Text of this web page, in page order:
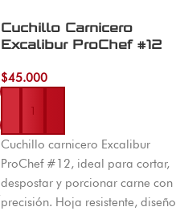
Cuchillo Carnicero
Excalibur ProChef #12
$45.000
Añadir al carrito
Cuchillo carnicero Excalibur
ProChef #12, ideal para cortar,
despostar y porcionar carne con
precisión. Hoja resistente, diseño